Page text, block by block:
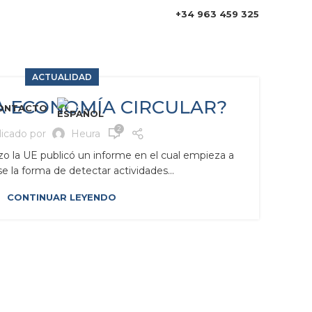
+34 963 459 325
ACTUALIDAD
ECONOMÍA CIRCULAR?
por Heura 2
la UE publicó un informe en el cual empieza a
la forma de detectar actividades...
CONTINUAR LEYENDO